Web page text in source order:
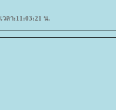
วลา:11:03:21 น.